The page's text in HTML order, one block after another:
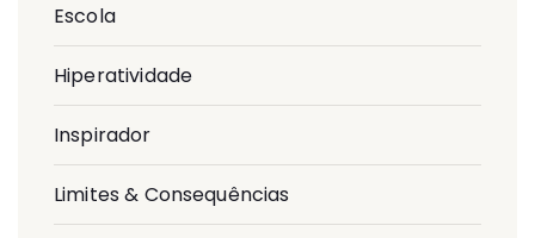
Escola
Hiperatividade
Inspirador
Limites & Consequências